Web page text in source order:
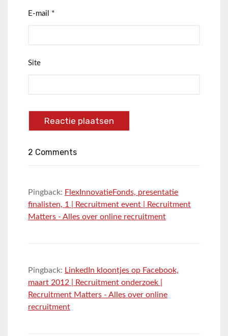
E-mail *
Site
2 Comments
Pingback: FlexInnovatieFonds, presentatie
finalisten, 1 | Recruitment event | Recruitment
Matters - Alles over online recruitment
Pingback: LinkedIn kloontjes op Facebook,
maart 2012 | Recruitment onderzoek |
Recruitment Matters - Alles over online
recruitment